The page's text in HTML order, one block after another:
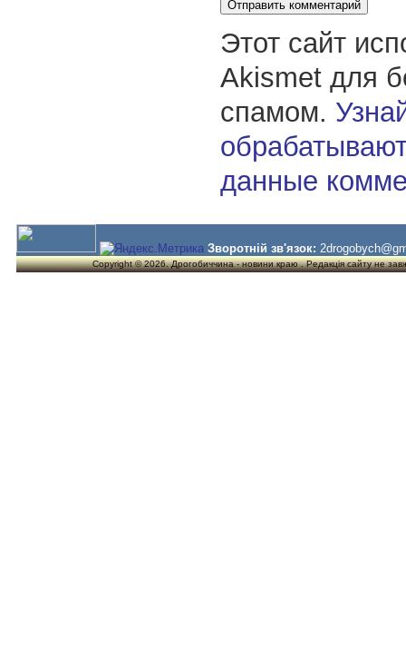
Этот сайт
Akismet для
спамом.
данные
Зворотній зв'язок:
Copyright © 2026. Дрогобиччина - новини краю . Редакція сайту не